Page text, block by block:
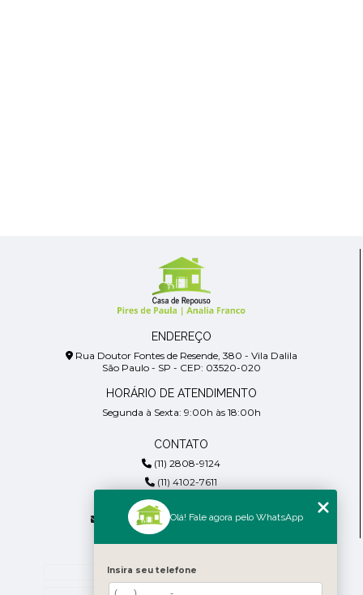
ENDEREÇO
Rua Doutor Fontes de Resende, 380 - Vila Dalila
São Paulo - SP - CEP: 03520-020
HORÁRIO DE ATENDIMENTO
Segunda à Sexta: 9:00h às 18:00h
CONTATO
(11) 2808-9124
(11) 4102-7611
(11) 99918-4901
residencialpiresdepaula@gmail.com
Home
Olá! Fale agora pelo WhatsApp
Insira seu telefone